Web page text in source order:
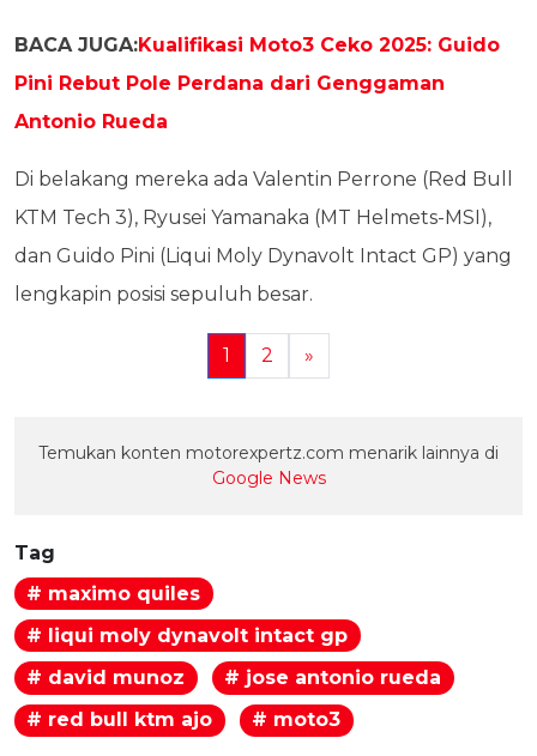
BACA JUGA:Kualifikasi Moto3 Ceko 2025: Guido
Pini Rebut Pole Perdana dari Genggaman
Antonio Rueda
Di belakang mereka ada Valentin Perrone (Red Bull
KTM Tech 3), Ryusei Yamanaka (MT Helmets-MSI),
dan Guido Pini (Liqui Moly Dynavolt Intact GP) yang
lengkapin posisi sepuluh besar.
1 2 »
Temukan konten motorexpertz.com menarik lainnya di
Google News
Tag
# maximo quiles
# liqui moly dynavolt intact gp
# david munoz
# jose antonio rueda
# red bull ktm ajo
# moto3